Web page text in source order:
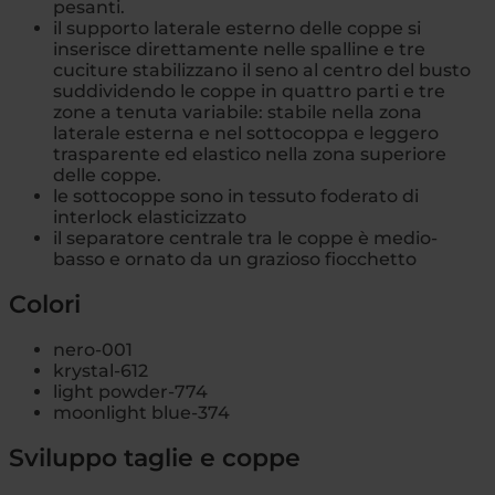
pesanti.
il supporto laterale esterno delle coppe si
inserisce direttamente nelle spalline e tre
cuciture stabilizzano il seno al centro del busto
suddividendo le coppe in quattro parti e tre
zone a tenuta variabile: stabile nella zona
laterale esterna e nel sottocoppa e leggero
trasparente ed elastico nella zona superiore
delle coppe.
le sottocoppe sono in tessuto foderato di
interlock elasticizzato
il separatore centrale tra le coppe è medio-
basso e ornato da un grazioso fiocchetto
Colori
nero-001
krystal-612
light powder-774
moonlight blue-374
Sviluppo taglie e coppe